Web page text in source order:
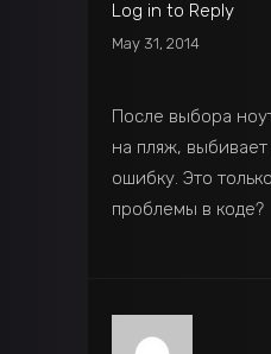
Log in to Reply
May 31, 2014
После выбора
на пляж,
ошибку. Это
проблемы в коде?